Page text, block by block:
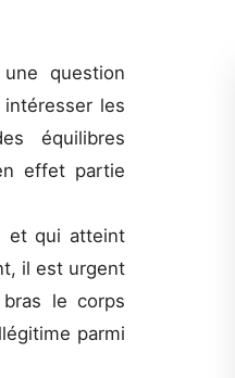
question
les
équilibres
effet partie
et qui atteint
il est urgent
le corps
parmi